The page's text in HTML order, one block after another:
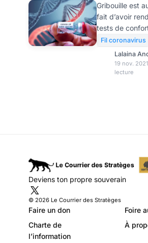
certains
plaident
retour de
Gribouille est
fait d’avoir
tests de
un retard de
individus
Covid-19?
permet-elle au
sans
doivent
en charge
test Covid, et
Fil coronavirus
Lalaina
19 nov.
lecture
Deviens ton propre souverain
© 2026 Le Courrier des Stratèges
Faire un don
Foire
Charte de
l’information
À